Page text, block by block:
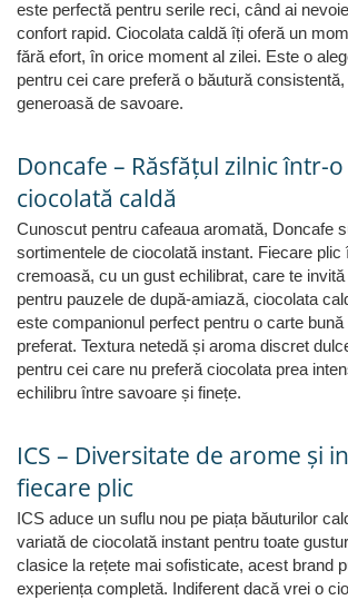
este perfectă pentru serile reci, când ai
confort rapid. Ciocolata caldă îți oferă un
fără efort, în orice moment al zilei. Este o
pentru cei care preferă o băutură
generoasă de savoare.
Doncafe – Răsfățul zilnic într-
ciocolată caldă
Cunoscut pentru cafeaua aromată, Doncafe
sortimentele de ciocolată instant. Fiecare plic
cremoasă, cu un gust echilibrat, care te
pentru pauzele de după-amiază, ciocolata
este companionul perfect pentru o carte bună
preferat. Textura netedă și aroma discret
pentru cei care nu preferă ciocolata prea
echilibru între savoare și finețe.
ICS – Diversitate de arome și
fiecare plic
ICS aduce un suflu nou pe piața băuturilor
variată de ciocolată instant pentru toate
clasice la rețete mai sofisticate, acest brand
experiența completă. Indiferent dacă vrei o